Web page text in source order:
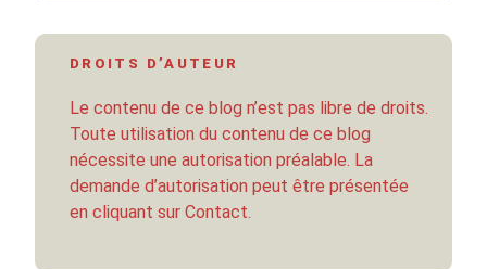
DROITS D’AUTEUR
Le contenu de ce blog n’est pas libre de droits.
Toute utilisation du contenu de ce blog
nécessite une autorisation préalable. La
demande d’autorisation peut être présentée
en cliquant sur Contact.